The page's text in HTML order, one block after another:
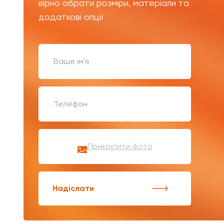
вірно обрати розміри, матеріали та
додаткові опції
Прикріпити фото
Надіслати